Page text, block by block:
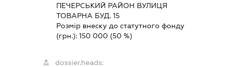
ПЕЧЕРСЬКИЙ РАЙОН ВУЛИЦЯ
ТОВАРНА БУД. 15
Розмір внеску до статутного фонду
(грн.): 150 000 (50 %)
dossier.heads: